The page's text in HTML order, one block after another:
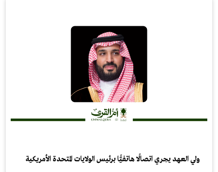
ولي العهد يجري اتصالًا هاتفيًّا برئيس الولايات المتحدة الأمريكية